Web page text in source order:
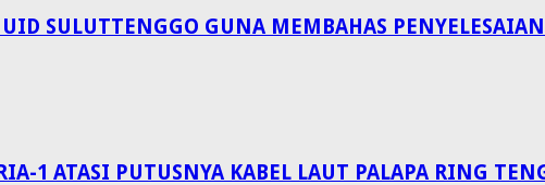
SULUTTENGGO GUNA MEMBAHAS
1 ATASI PUTUSNYA KABEL LAUT PALAPA RING